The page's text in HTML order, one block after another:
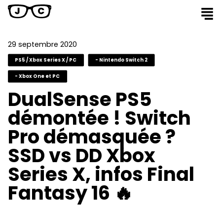
29 septembre 2020
PS5 / Xbox Series X / PC - Nintendo Switch 2
- Xbox One et PC
DualSense PS5
démontée ! Switch
Pro démasquée ?
SSD vs DD Xbox
Series X, infos Final
Fantasy 16 🔥